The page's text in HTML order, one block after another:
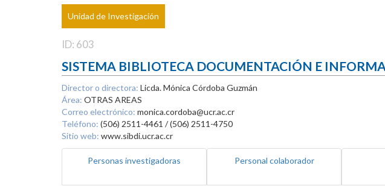
Proyecto
Investigador
Unidad de Investigación
ID: 603
SISTEMA BIBLIOTECA DOCUMENTACIÓN E
Director o directora: Licda. Mónica Córdoba Guzmán
Área: OTRAS AREAS
Correo electrónico: monica.cordoba@ucr.ac.cr
Teléfono: (506) 2511-4461 / (506) 2511-4750
Sitio web: www.sibdi.ucr.ac.cr
Personas investigadoras Personal colaborador